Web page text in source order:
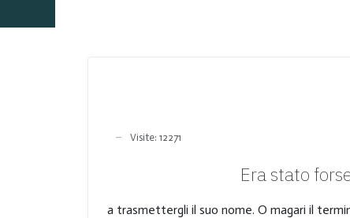
Visite: 12271
Era stato
a trasmettergli il suo nome. O magari il